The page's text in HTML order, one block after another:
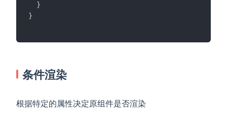
}
}
条件渲染
根据特定的属性决定原组件是否渲染